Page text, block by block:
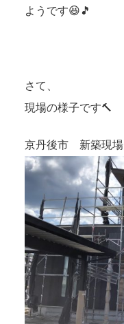
ようです😆🎵
さて、
現場の様子です🔨
京丹後市 新築現場